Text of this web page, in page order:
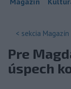
< sekcia Magazín
Pre
úspech